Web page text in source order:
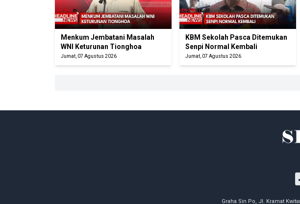
Menkum Jembatani Masalah
WNI Keturunan Tionghoa
Jumat, 07 Agustus 2026
KBM Sekolah Pasca Ditemukan
Senpi Normal Kembali
Jumat, 07 Agustus 2026
Graha Sin Po, Jl. Kramat